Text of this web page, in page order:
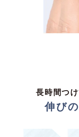
長時間つ
伸び